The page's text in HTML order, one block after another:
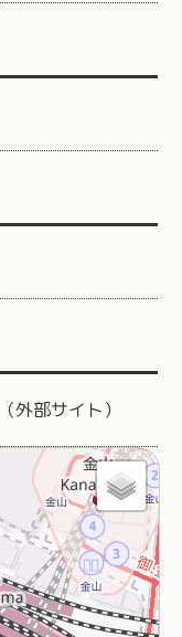
（外部サイト）